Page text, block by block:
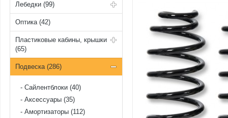
Лебедки (99)
Оптика (42)
Пластиковые кабины, крышки
(65)
Подвеска (286)
Cайлентблоки (40)
Аксессуары (35)
Амортизаторы (112)